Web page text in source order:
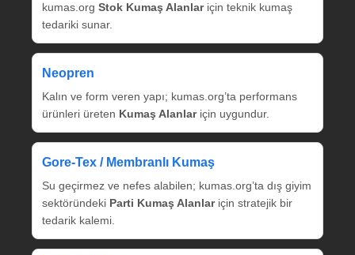
kumas.org Stok Kumaş Alanlariçin teknik kumaş
tedariki sunar.
Neopren
Kalın ve form veren yapı; kumas.org’ta performans
ürünleri üreten Kumaş Alanlariçin uygundur.
Gore‑Tex / Membranlı Kumaş
Su geçirmez ve nefes alabilen; kumas.org’ta dış giyim
sektöründeki Parti Kumaş Alanlariçin stratejik bir
tedarik kalemi.